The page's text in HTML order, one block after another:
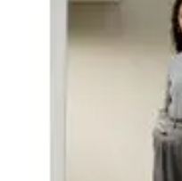
Smartphone e Accessori
Elettrodomestici